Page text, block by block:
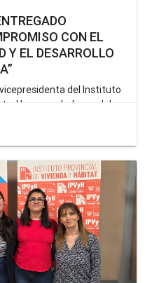
CON EL
Y EL DESARROLLO
del Instituto
al hacer un balance del
de la operatoria
el gobernador Gustavo